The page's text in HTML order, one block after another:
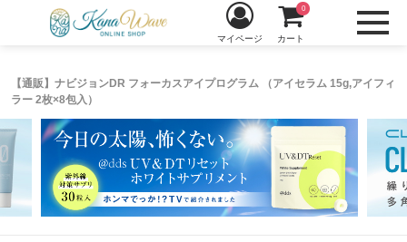
【通販】ナビジョンDR フォーカスアイプログラム （アイセラム 15g,アイフィ
ラー 2枚×8包入）
マイページ カート
0